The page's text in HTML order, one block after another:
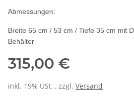
Abmessungen:
Breite 65 cm / 53 cm / Tiefe 35 cm mit
Behälter
315,00 €
inkl. 19% USt. , zzgl. Versand